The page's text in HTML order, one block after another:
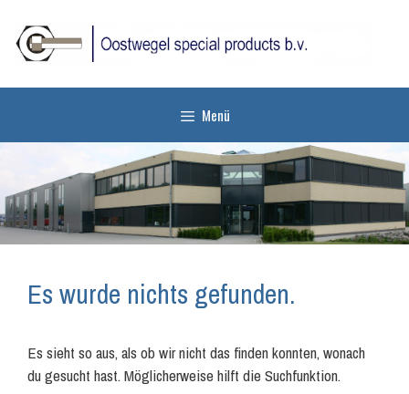
Inhalt
springen
Menü
Es wurde nichts gefunden.
Es sieht so aus, als ob wir nicht das finden konnten, wonach
du gesucht hast. Möglicherweise hilft die Suchfunktion.